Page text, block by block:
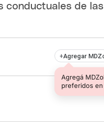
conductuales de
+Agregar
Agregá
preferidos en